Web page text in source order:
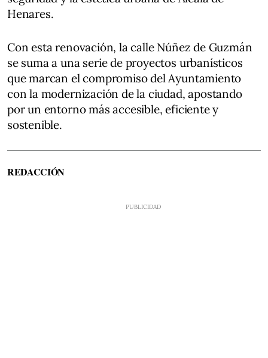
Henares.
Con esta renovación, la calle Núñez de Guzmán
se suma a una serie de proyectos urbanísticos
que marcan el compromiso del Ayuntamiento
con la modernización de la ciudad, apostando
por un entorno más accesible, eficiente y
sostenible.
REDACCIÓN